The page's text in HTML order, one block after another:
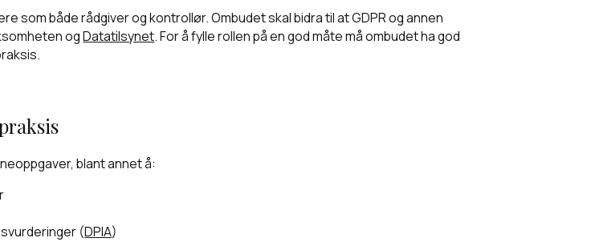
som både rådgiver og kontrollør. Ombudet skal bidra til at GDPR og annen
ogDatatilsynet. For å fylle rollen på en god måte må ombudet ha god
blant annet å:
(DPIA)